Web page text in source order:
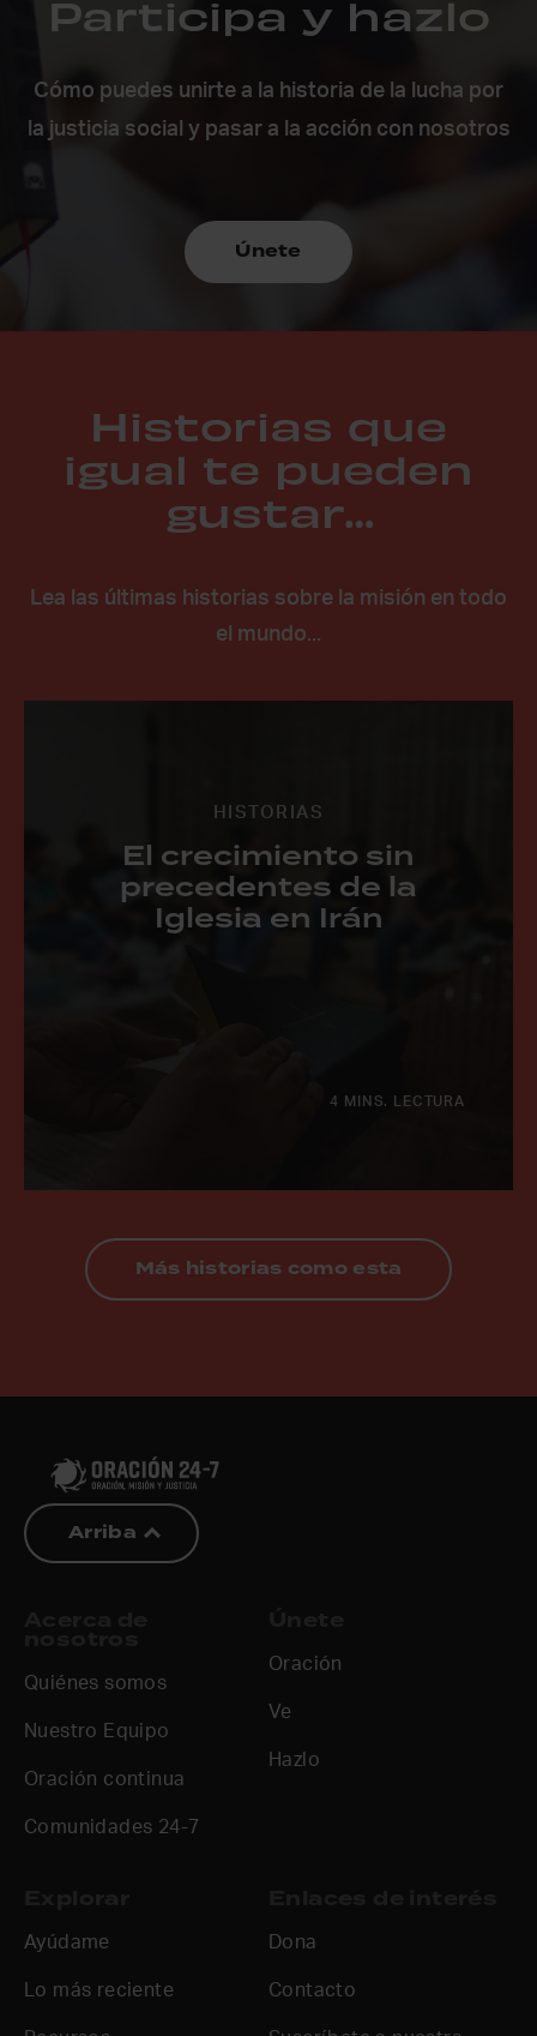
Participa y hazlo
Cómo puedes unirte a la historia de la lucha por
la justicia social y pasar a la acción con nosotros
Únete
Historias que
igual te pueden
gustar…
Lea las últimas historias sobre la misión en todo
el mundo...
HISTORIAS
El crecimiento sin
precedentes de la
Iglesia en Irán
4 MINS. LECTURA
Más historias como esta
Arriba
Quiénes somos
Nuestro Equipo
Oración continua
Comunidades 24-7
Oración
Ve
Hazlo
Ayúdame
Lo más reciente
Dona
Contacto